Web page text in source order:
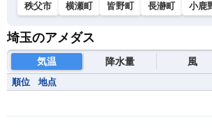
秩父市 横瀬町 皆野町 長瀞町 小鹿
埼玉のアメダス
気温 降水量 風
順位 地点